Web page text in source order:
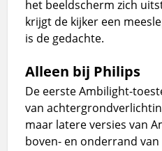
het beeldscherm zich
krijgt de kijker een
is de gedachte.
Alleen bij Philips
De eerste Ambilight-
van
maar latere versies van
boven- en onderrand